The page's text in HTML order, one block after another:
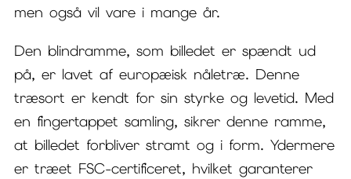
men også vil vare i mange år.
Den blindramme, som billedet er spændt ud
på, er lavet af europæisk nåletræ. Denne
træsort er kendt for sin styrke og levetid. Med
en fingertappet samling, sikrer denne ramme,
at billedet forbliver stramt og i form. Ydermere
er træet FSC-certificeret, hvilket garanterer